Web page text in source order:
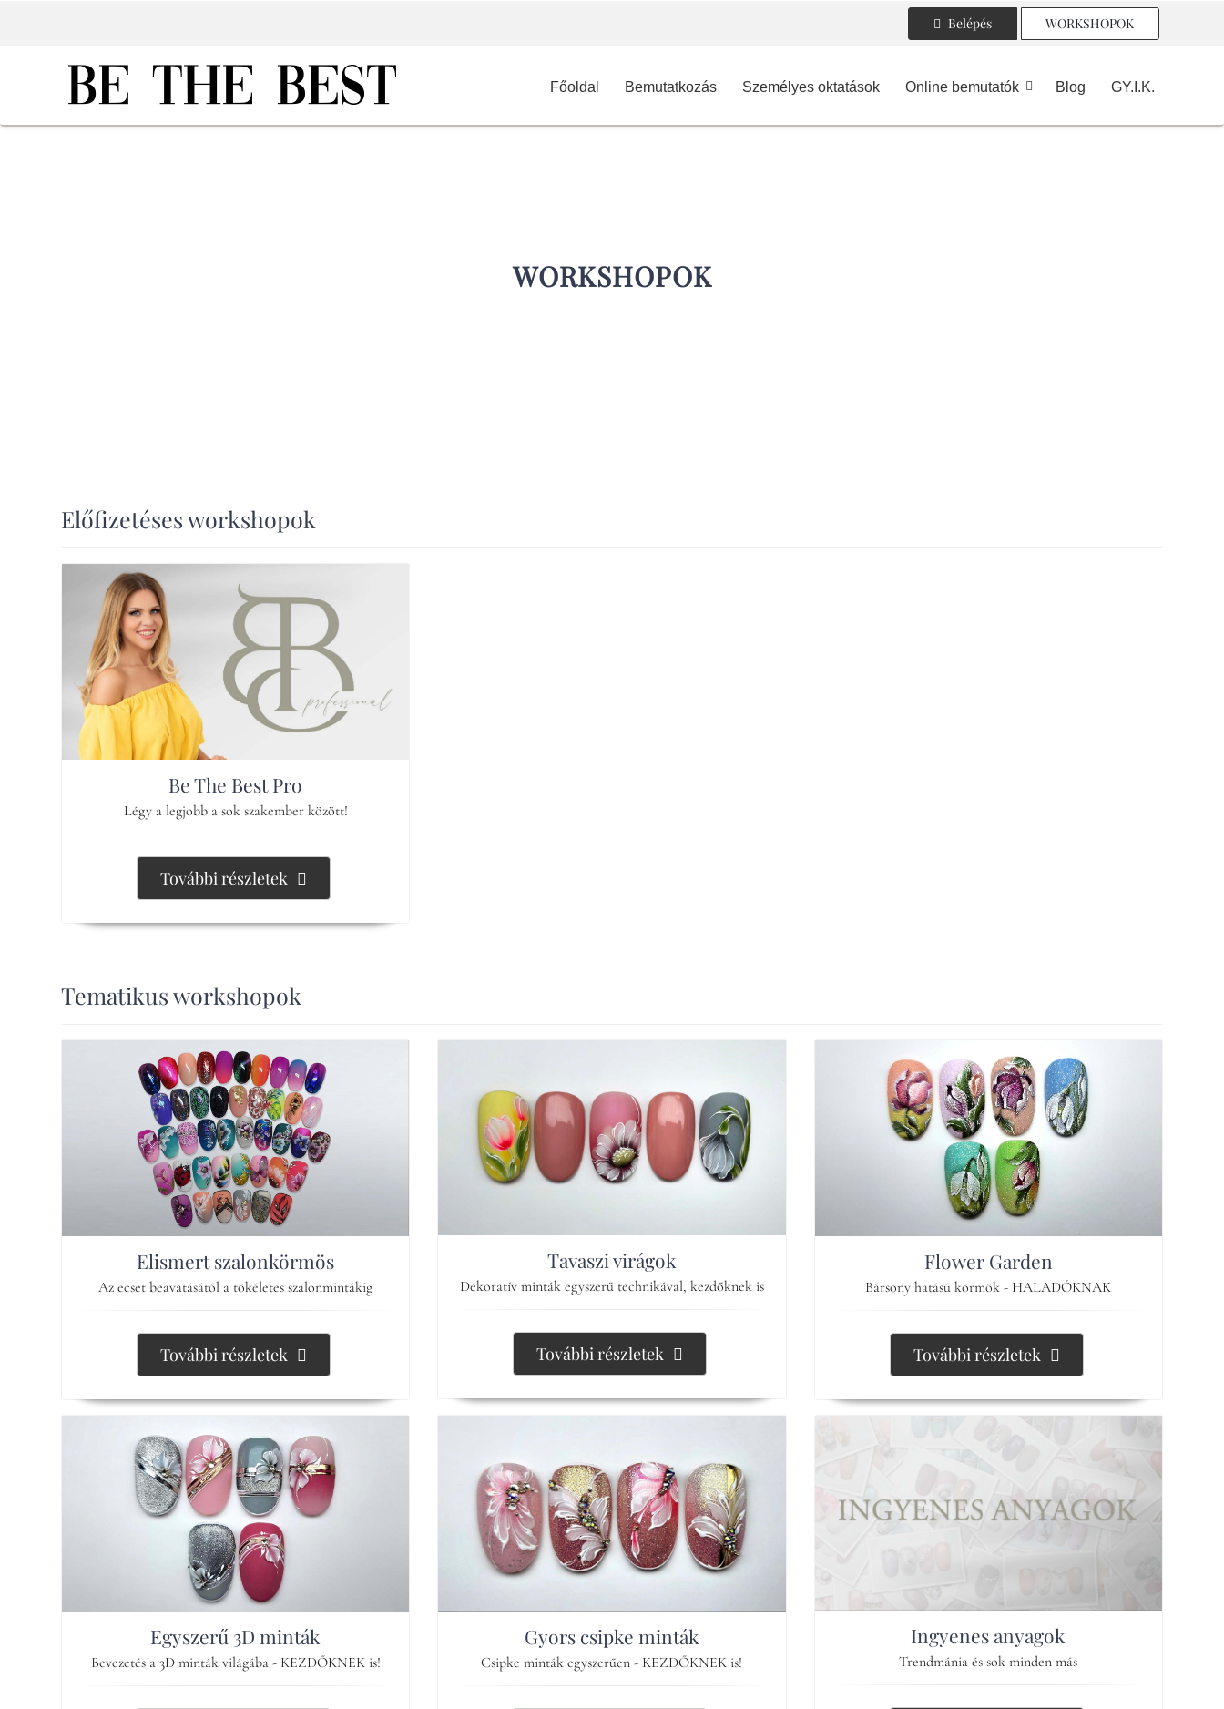
Belépés WORKSHOPOK
Főoldal Bemutatkozás Személyes oktatások Online bemutatók Blog GY.I.K.
WORKSHOPOK
Előfizetéses workshopok
Be The Best Pro
Légy a legjobb a sok szakember között!
További részletek
Tematikus workshopok
Elismert szalonkörmös
Az ecset beavatásától a tökéletes szalonmintákig
További részletek
Tavaszi virágok
Dekoratív minták egyszerű technikával, kezdőknek is
További részletek
Flower Garden
Bársony hatású körmök - HALADÓKNAK
További részletek
Egyszerű 3D minták
Bevezetés a 3D minták világába - KEZDŐKNEK is!
Gyors csipke minták
Csipke minták egyszerűen - KEZDŐKNEK is!
Ingyenes anyagok
Trendmánia és sok minden más